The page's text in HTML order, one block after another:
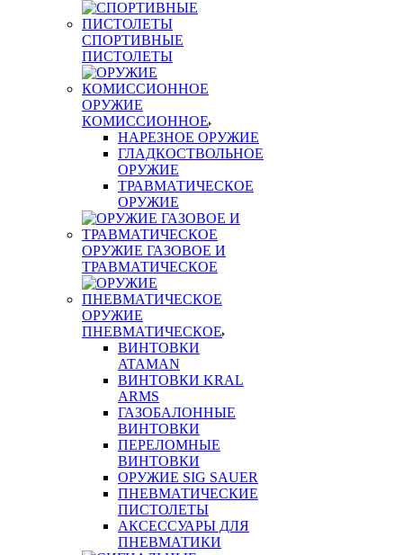
СПОРТИВНЫЕ
ПИСТОЛЕТЫ
ОРУЖИЕ
КОМИССИОННОЕ
НАРЕЗНОЕ ОРУЖИЕ
ГЛАДКОСТВОЛЬНОЕ
ОРУЖИЕ
ТРАВМАТИЧЕСКОЕ
ОРУЖИЕ
ОРУЖИЕ ГАЗОВОЕ И
ТРАВМАТИЧЕСКОЕ
ОРУЖИЕ
ПНЕВМАТИЧЕСКОЕ
ВИНТОВКИ
ATAMAN
ВИНТОВКИ KRAL
ARMS
ГАЗОБАЛОННЫЕ
ВИНТОВКИ
ПЕРЕЛОМНЫЕ
ВИНТОВКИ
ОРУЖИЕ SIG SAUER
ПНЕВМАТИЧЕСКИЕ
ПИСТОЛЕТЫ
АКСЕССУАРЫ ДЛЯ
ПНЕВМАТИКИ